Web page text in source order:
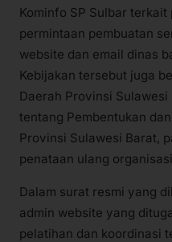
Kominfo SP Sulbar
permintaan pembuatan
website dan email dinas
Kebijakan tersebut juga
Daerah Provinsi
tentang Pembentukan
Provinsi Sulawesi Barat,
penataan ulang
Dalam surat resmi yang
admin website yang
pelatihan dan koordinasi